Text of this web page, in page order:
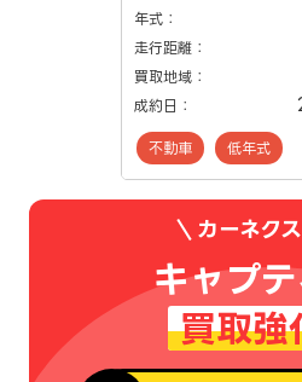
年式：
走行距離：
買取地域：
成約日：
不動車 低年式
カーネク
キャプ
買取強